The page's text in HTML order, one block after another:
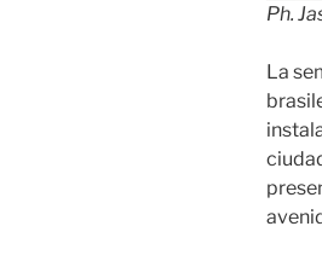
Ph.
La